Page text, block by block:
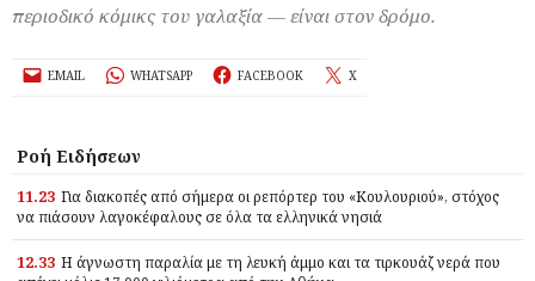
περιοδικό κόμικς του γαλαξία — είναι στον δρόμο.
EMAIL WHATSAPP FACEBOOK X
Ροή Ειδήσεων
11.23 Για διακοπές από σήμερα οι ρεπόρτερ του «Κουλουριού», στόχος
να πιάσουν λαγοκέφαλους σε όλα τα ελληνικά νησιά
12.33 Η άγνωστη παραλία με τη λευκή άμμο και τα τιρκουάζ νερά που